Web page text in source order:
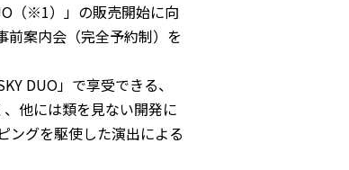
（※1）」の販売開始に向
前案内会（完全予約制）を
DUO」で享受できる、
他には類を見ない開発に
ングを駆使した演出による